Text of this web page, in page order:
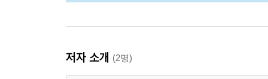
저자 소개 (2명)